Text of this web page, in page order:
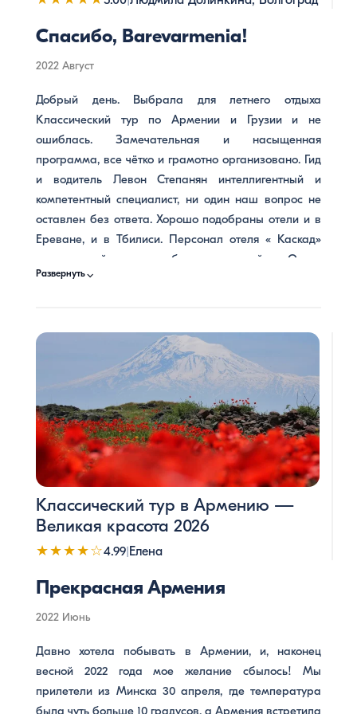
Спасибо, Barevarmenia!
2022 Август
Добрый день. Выбрала для летнего отдыха
Классический тур по Армении и Грузии и не
ошиблась. Замечательная и насыщенная
программа, все чётко и грамотно организовано. Гид
и водитель Левон Степанян интеллигентный и
компетентный специалист, ни один наш вопрос не
оставлен без ответа. Хорошо подобраны отели и в
Ереване, и в Тбилиси. Персонал отеля « Каскад»
приветливый и доброжелательный. Очень
неожиданно и приятно было получить в конце тура
команде агентства! Очень тронуло чуткое и
сердечное отношение жителей Еревана. Надеюсь
на новую встречу! Армения прекрасна!
Развернуть⌵
Классический тур в Армению —
Великая красота 2026
★★★★☆4.99|Елена
Прекрасная Армения
2022 Июнь
Давно хотела побывать в Армении, и, наконец
весной 2022 года мое желание сбылось! Мы
прилетели из Минска 30 апреля, где температура
была чуть больше 10 градусов, а Армения встретила